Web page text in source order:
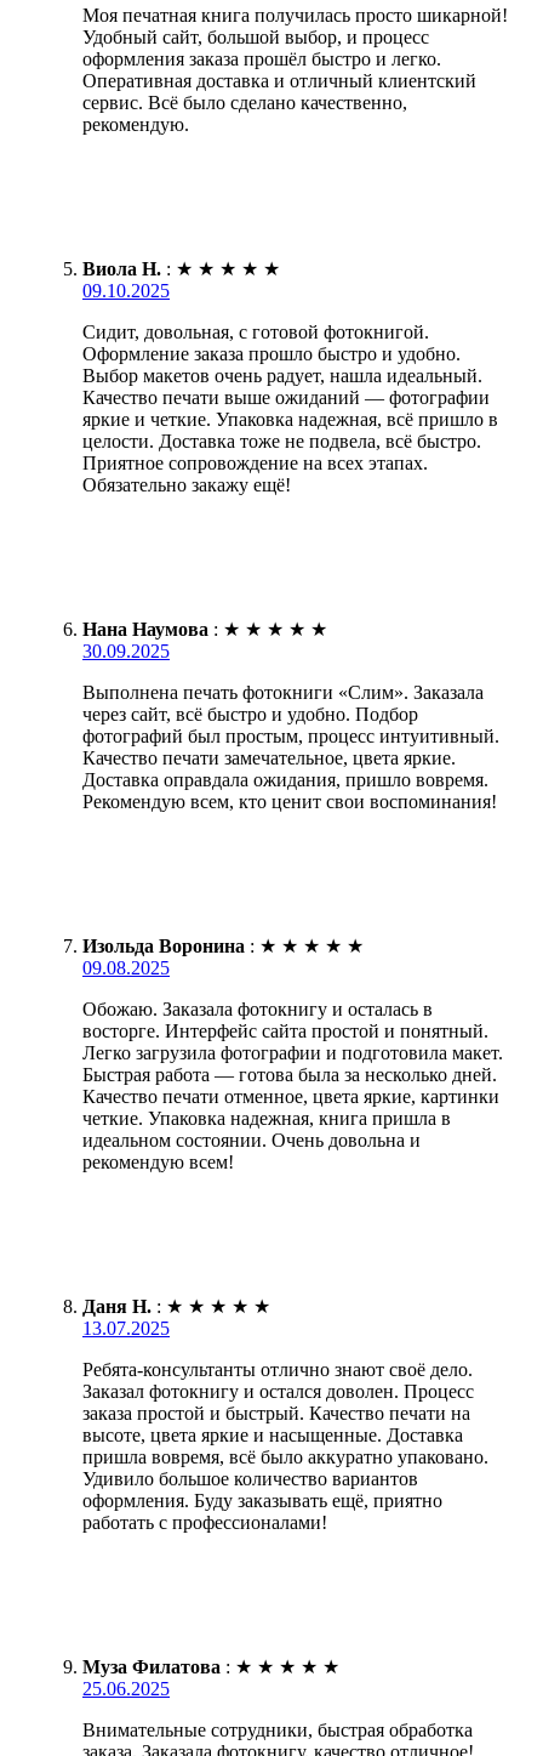
Моя печатная книга получилась просто шикарной!
Удобный сайт, большой выбор, и процесс
оформления заказа прошёл быстро и легко.
Оперативная доставка и отличный клиентский
сервис. Всё было сделано качественно,
рекомендую.
Виола Н. : ★ ★ ★ ★ ★
09.10.2025
Сидит, довольная, с готовой фотокнигой.
Оформление заказа прошло быстро и удобно.
Выбор макетов очень радует, нашла идеальный.
Качество печати выше ожиданий — фотографии
яркие и четкие. Упаковка надежная, всё пришло в
целости. Доставка тоже не подвела, всё быстро.
Приятное сопровождение на всех этапах.
Обязательно закажу ещё!
Нана Наумова : ★ ★ ★ ★ ★
30.09.2025
Выполнена печать фотокниги «Слим». Заказала
через сайт, всё быстро и удобно. Подбор
фотографий был простым, процесс интуитивный.
Качество печати замечательное, цвета яркие.
Доставка оправдала ожидания, пришло вовремя.
Рекомендую всем, кто ценит свои воспоминания!
Изольда Воронина : ★ ★ ★ ★ ★
09.08.2025
Обожаю. Заказала фотокнигу и осталась в
восторге. Интерфейс сайта простой и понятный.
Легко загрузила фотографии и подготовила макет.
Быстрая работа — готова была за несколько дней.
Качество печати отменное, цвета яркие, картинки
четкие. Упаковка надежная, книга пришла в
идеальном состоянии. Очень довольна и
рекомендую всем!
Даня Н. : ★ ★ ★ ★ ★
13.07.2025
Ребята-консультанты отлично знают своё дело.
Заказал фотокнигу и остался доволен. Процесс
заказа простой и быстрый. Качество печати на
высоте, цвета яркие и насыщенные. Доставка
пришла вовремя, всё было аккуратно упаковано.
Удивило большое количество вариантов
оформления. Буду заказывать ещё, приятно
работать с профессионалами!
Муза Филатова : ★ ★ ★ ★ ★
25.06.2025
Внимательные сотрудники, быстрая обработка